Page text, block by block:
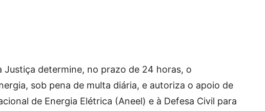
Justiça determine, no prazo de 24 horas, o
sob pena de multa diária, e autoriza o apoio de
de Energia Elétrica (Aneel) e à Defesa Civil para